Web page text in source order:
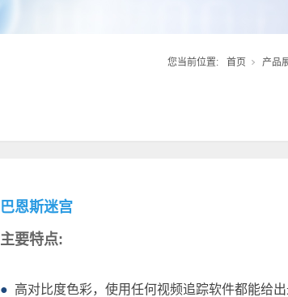
您当前位置: 首页 产品
巴恩斯迷宫
主要特点:
● 高对比度色彩，使用任何视频追踪软件都能给